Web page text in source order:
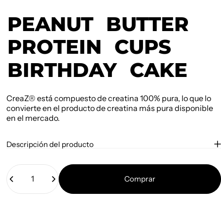
PEANUT BUTTER
PROTEIN CUPS
BIRTHDAY CAKE
CreaZ® está compuesto de creatina 100% pura, lo que lo
convierte en el producto de creatina más pura disponible
en el mercado.
Descripción del producto
Cantidad
Comprar